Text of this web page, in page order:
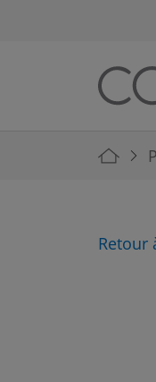
You
Retour